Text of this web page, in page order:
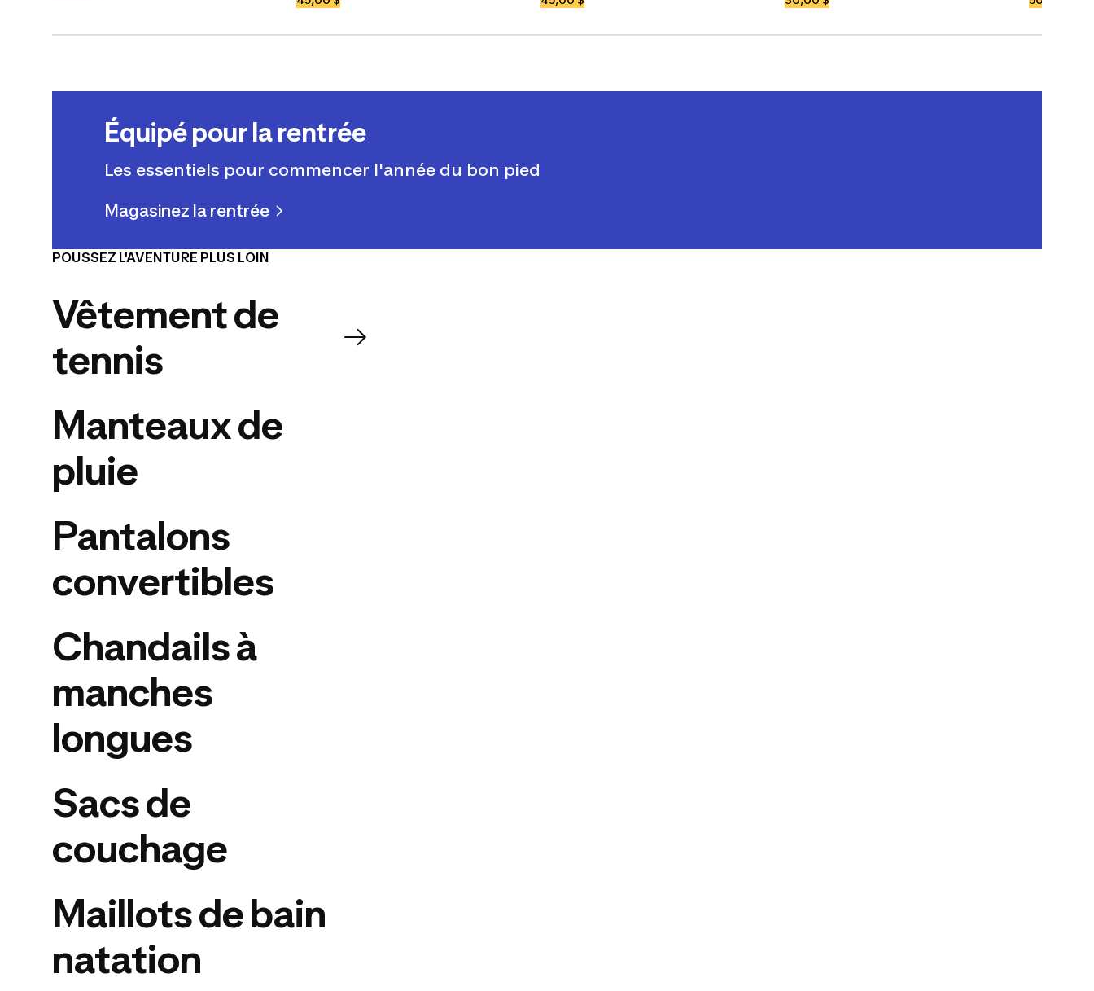
Équipé pour la rentrée
Les essentiels pour commencer l'année du bon pied
Magasinez la rentrée
POUSSEZ L'AVENTURE PLUS LOIN
Vêtement de
tennis
Manteaux de
pluie
Pantalons
convertibles
Chandails à
manches
longues
Sacs de
couchage
Maillots de bain
natation